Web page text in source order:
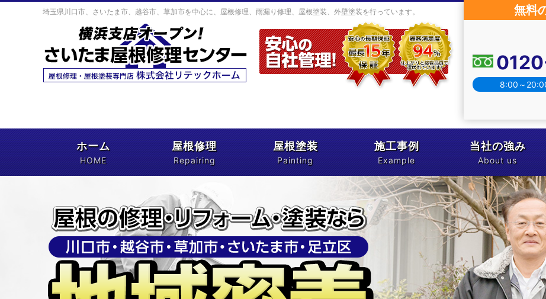
埼玉県川口市、さいたま市、越谷市、草加市を中心に、屋根修理、雨漏り修理、屋根塗装、外壁塗装を行っています。 無料
8:00～
ホーム
HOME
屋根修理
Repairing
屋根修理が初めての方へ
屋根無料点検について
屋根塗装
Painting
塗料について
施工事例
Example
お客様の声
現場レポート
当社の強み
About us